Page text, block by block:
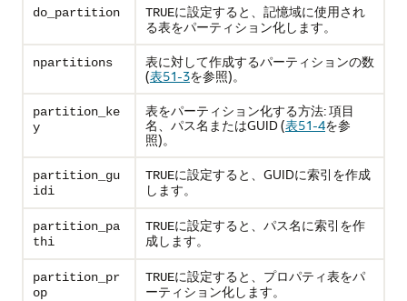
do_partition TRUEに設定すると、記憶域に使用され
る表をパーティション化します。
npartitions
表に対して作成するパーティションの数
(表51-3を参照)。
partition_ke
y
表をパーティション化する方法: 項目
名、パス名またはGUID (表51-4を参
照)。
partition_gu
idi
TRUEに設定すると、GUIDに索引を作成
します。
partition_pa
thi
TRUEに設定すると、パス名に索引を作
成します。
partition_pr
op
TRUEに設定すると、プロパティ表をパ
ーティション化します。